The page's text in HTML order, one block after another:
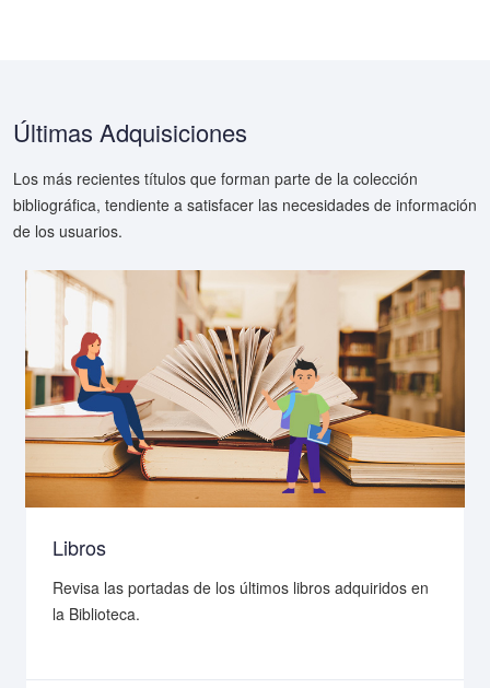
Últimas Adquisiciones
Los más recientes títulos que forman parte de la colección
bibliográfica, tendiente a satisfacer las necesidades de información
de los usuarios.
Libros
Revisa las portadas de los últimos libros adquiridos en
la Biblioteca.